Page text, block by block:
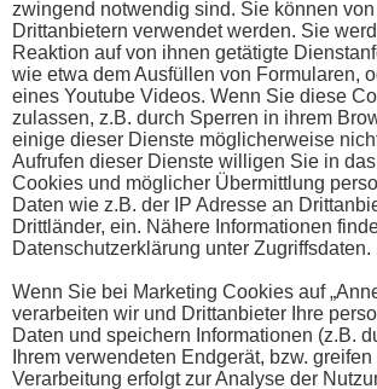
zwingend notwendig sind. Sie können
Drittanbietern verwendet werden. Sie
Reaktion auf von ihnen getätigte
wie etwa dem Ausfüllen von Formularen,
eines Youtube Videos. Wenn Sie diese
zulassen, z.B. durch Sperren in ihrem
einige dieser Dienste möglicherweise
Aufrufen dieser Dienste willigen Sie in
Cookies und möglicher Übermittlung
Daten wie z.B. der IP Adresse an
Drittländer, ein. Nähere Informationen
Datenschutzerklärung unter Zugriffsdaten.
Wenn Sie bei Marketing Cookies auf
verarbeiten wir und Drittanbieter Ihre
Daten und speichern Informationen (z.B.
Ihrem verwendeten Endgerät, bzw.
Verarbeitung erfolgt zur Analyse der